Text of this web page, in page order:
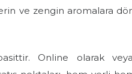
ve zengin aromalara
Online olarak